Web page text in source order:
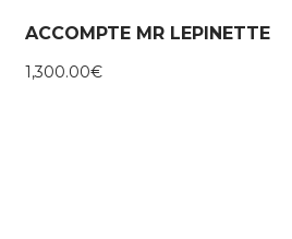
ACCOMPTE MR LEPINETTE
1,300.00€